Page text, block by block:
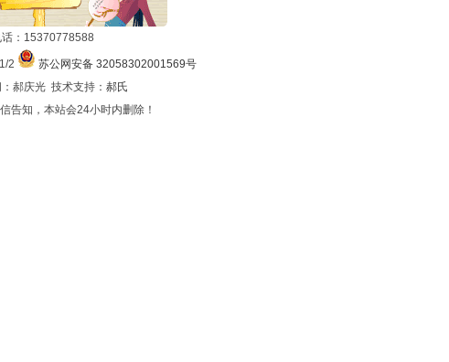
话：15370778588
2
苏公网安备 32058302001569号
郝庆光 技术支持： 郝氏
告知，本站会24小时内删除！